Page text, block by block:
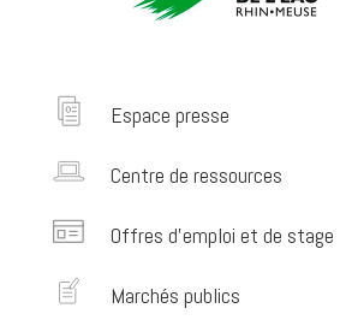
Espace presse
Centre de ressources
Offres d’emploi et de stage
Marchés publics